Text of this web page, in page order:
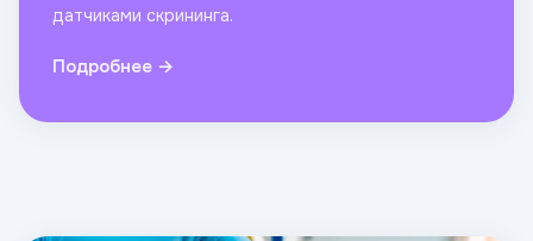
датчиками скрининга.
Подробнее →